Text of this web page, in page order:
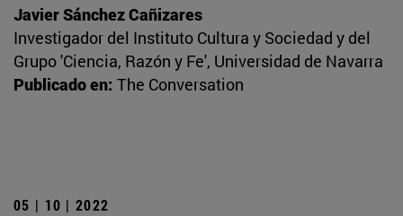
Javier Sánchez Cañizares
Investigador del Instituto Cultura y Sociedad y del
Grupo 'Ciencia, Razón y Fe', Universidad de Navarra
Publicado en: The Conversation
05 | 10 | 2022